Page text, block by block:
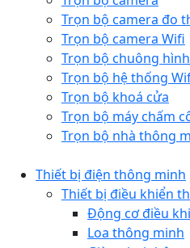
Trọn bộ camera đo
Trọn bộ camera Wifi
Trọn bộ chuông
Trọn bộ hệ thống
Trọn bộ khoá cửa
Trọn bộ máy chấm
Trọn bộ nhà thông
Thiết bị điện thông minh
Thiết bị điều khiển
Động cơ điều
Loa thông minh